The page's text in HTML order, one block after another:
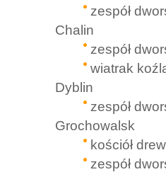
zespół
Chalin
zespół
wiatrak
Dyblin
zespół
Grochowalsk
kościół
zespół